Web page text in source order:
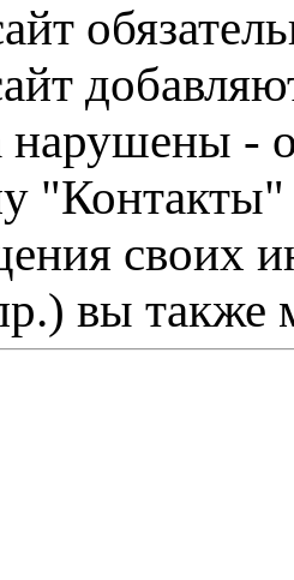
-
"Контакты"
своих
вы также